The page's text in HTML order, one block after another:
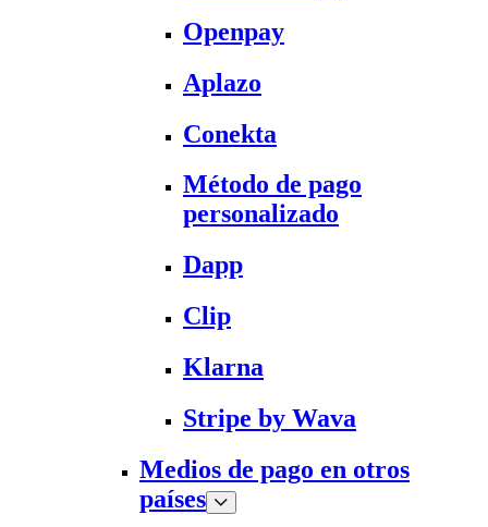
Openpay
Aplazo
Conekta
Método de pago
personalizado
Dapp
Clip
Klarna
Stripe by Wava
Medios de pago en otros
países